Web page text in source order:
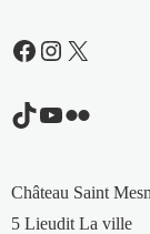
Facebook
Instagram
X
TikTok
YouTube
Flickr
Château Saint
5 Lieudit La ville